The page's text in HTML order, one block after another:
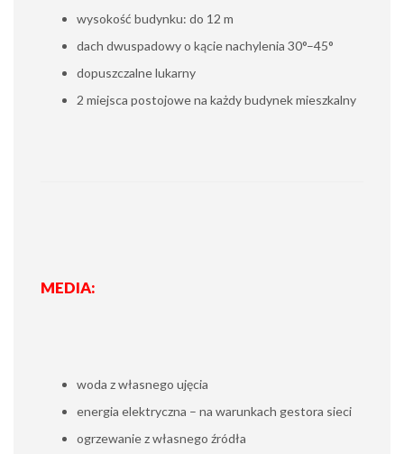
wysokość budynku: do 12 m
dach dwuspadowy o kącie nachylenia 30°–45°
dopuszczalne lukarny
2 miejsca postojowe na każdy budynek mieszkalny
MEDIA:
woda z własnego ujęcia
energia elektryczna – na warunkach gestora sieci
ogrzewanie z własnego źródła